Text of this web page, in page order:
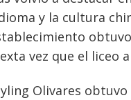
y la cultura
vez que el liceo
Olivares